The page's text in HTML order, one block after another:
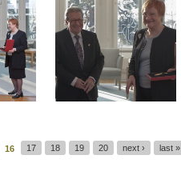
16 17 18 19 20 next › last »